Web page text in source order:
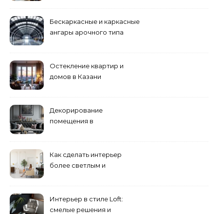
Бескаркасные и каркасные
ангары арочного типа
Остекление квартир и
домов в Казани
Декорирование
помещения в
направлений для создания
уникального комплекса
Как сделать интерьер
более светлым и
помещения
Интерьер в стиле Loft:
смелые решения и